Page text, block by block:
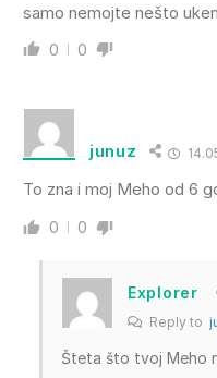
samo nemojte nešto
0 0
junuz
To zna i moj Meho od 6
0 0
Explorer
Reply to
Šteta što tvoj Meho